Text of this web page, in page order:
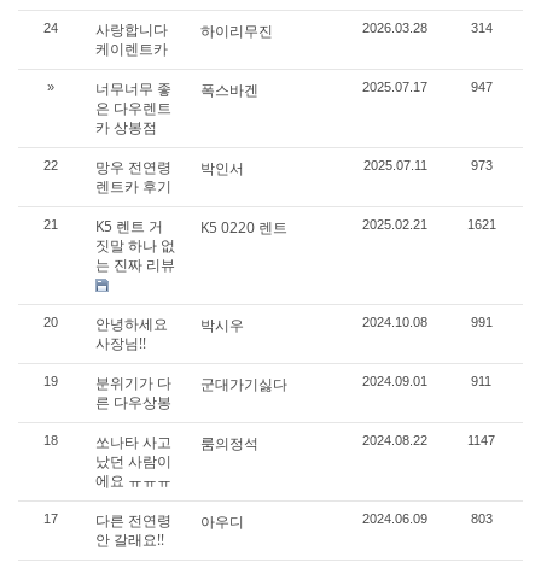
24
사랑합니다
케이렌트카
하이리무진 2026.03.28 314
»
너무너무 좋
은 다우렌트
카 상봉점
폭스바겐 2025.07.17 947
22
망우 전연령
렌트카 후기
박인서 2025.07.11 973
21
K5 렌트 거
짓말 하나 없
는 진짜 리뷰
K5 0220 렌트 2025.02.21 1621
20
안녕하세요
사장님!!
박시우 2024.10.08 991
19
분위기가 다
른 다우상봉
군대가기싫다 2024.09.01 911
18
쏘나타 사고
났던 사람이
에요 ㅠㅠㅠ
룸의정석 2024.08.22 1147
17
다른 전연령
안 갈래요!!
아우디 2024.06.09 803